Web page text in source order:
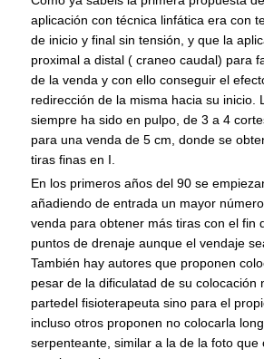
aplicación con técnica linfática era con
de inicio y final sin tensión, y que la
proximal a distal ( craneo caudal) para
de la venda y con ello conseguir el
redirección de la misma hacia su inicio.
siempre ha sido en pulpo, de 3 a 4
para una venda de 5 cm, donde se
tiras finas en I.
En los primeros años del 90 se
añadiendo de entrada un mayor
venda para obtener más tiras con el fin
puntos de drenaje aunque el vendaje
También hay autores que proponen
pesar de la dificulatad de su colocación
partedel fisioterapeuta sino para el
incluso otros proponen no colocarla
serpenteante, similar a la de la foto que